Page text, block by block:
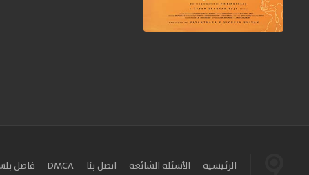
الرئيسية الأسئلة الشائعة اتصل بنا DMCA فاصل